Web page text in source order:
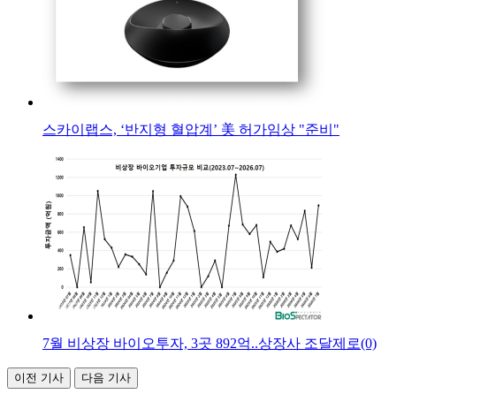
스카이랩스, ‘반지형 혈압계’ 美 허가임상 "준비"
7월 비상장 바이오투자, 3곳 892억..상장사 조달제로(0)
이전 기사 다음 기사